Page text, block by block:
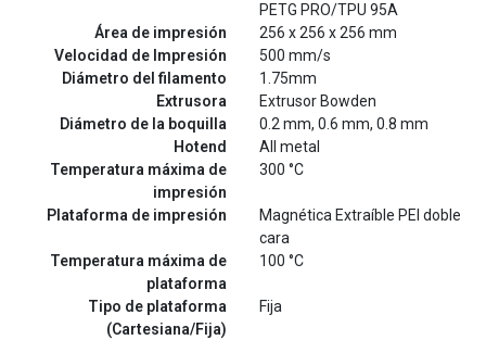
PETG PRO/TPU 95A
Área de impresión
256 x 256 x 256 mm
Velocidad de Impresión
500 mm/s
Diámetro del filamento
1.75mm
Extrusora
Extrusor Bowden
Diámetro de la boquilla
0.2 mm, 0.6 mm, 0.8 mm
Hotend
All metal
Temperatura máxima de
impresión
300 °C
Plataforma de impresión
Magnética Extraíble PEI doble
cara
Temperatura máxima de
plataforma
100 °C
Tipo de plataforma
(Cartesiana/Fija)
Fija